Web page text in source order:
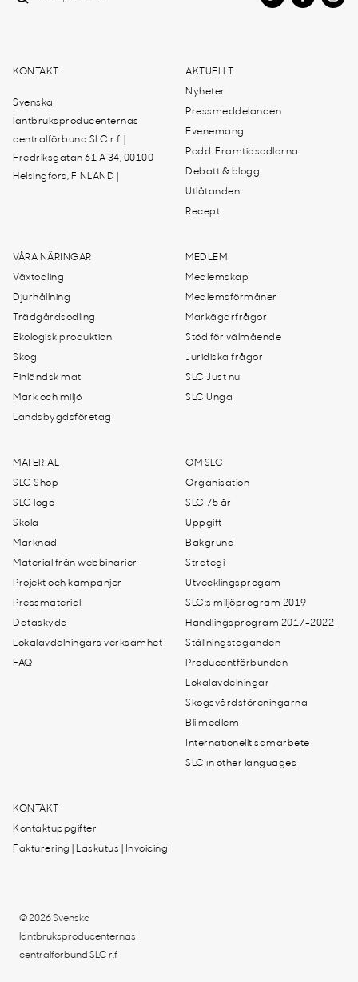
KONTAKT
Svenska
lantbruksproducenternas
centralförbund SLC r.f. |
Fredriksgatan 61 A 34, 00100
Helsingfors, FINLAND |
AKTUELLT
Nyheter
Pressmeddelanden
Evenemang
Podd: Framtidsodlarna
Debatt & blogg
Utlåtanden
Recept
VÅRA NÄRINGAR
Växtodling
Djurhållning
Trädgårdsodling
Ekologisk produktion
Skog
Finländsk mat
Mark och miljö
Landsbygdsföretag
MEDLEM
Medlemskap
Medlemsförmåner
Markägarfrågor
Stöd för välmående
Juridiska frågor
SLC Just nu
SLC Unga
MATERIAL
SLC Shop
SLC logo
Skola
Marknad
Material från webbinarier
Projekt och kampanjer
Pressmaterial
Dataskydd
Lokalavdelningars verksamhet
FAQ
OM SLC
Organisation
SLC 75 år
Uppgift
Bakgrund
Strategi
Utvecklingsprogam
SLC:s miljöprogram 2019
Handlingsprogram 2017-2022
Ställningstaganden
Producentförbunden
Lokalavdelningar
Skogsvårdsföreningarna
Bli medlem
Internationellt samarbete
SLC in other languages
KONTAKT
Kontaktuppgifter
Fakturering | Laskutus | Invoicing
© 2026 Svenska
lantbruksproducenternas
centralförbund SLC r.f